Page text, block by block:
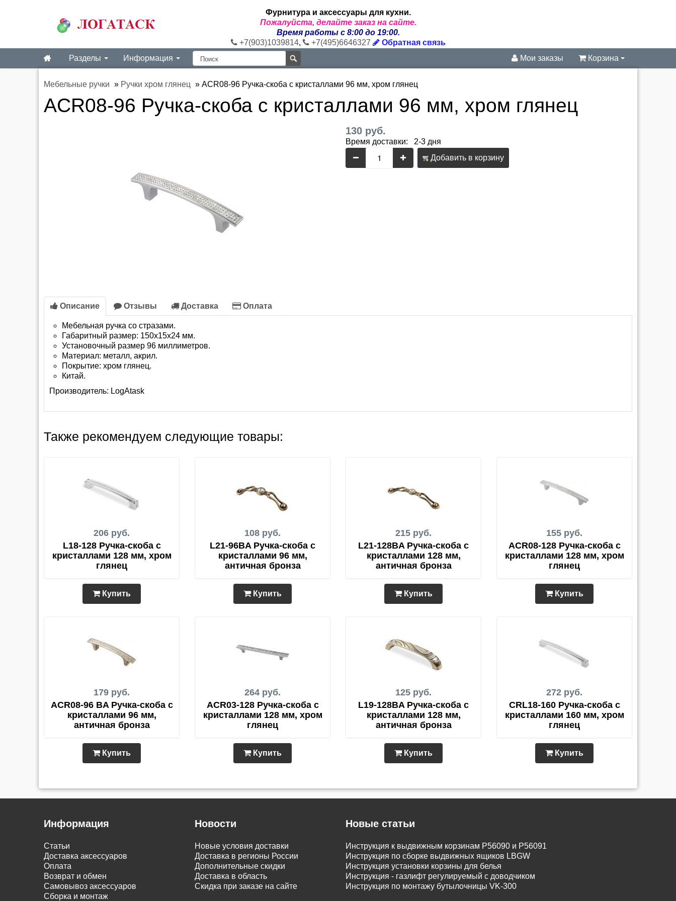
Фурнитура и аксессуары для кухни.
Пожалуйста, делайте заказ на сайте.
Время работы с 8:00 до 19:00.
+7(903)1039814, +7(495)6646327
Обратная связь
Разделы
Информация Мои заказы Корзина
Мебельные ручки » Ручки хром глянец » ACR08-96 Ручка-скоба с кристаллами 96 мм, хром глянец
ACR08-96 Ручка-скоба с кристаллами 96 мм, хром глянец
130 руб.
Время доставки: 2-3 дня
Добавить в корзину
Описание Отзывы Доставка Оплата
Мебельная ручка со стразами.
Габаритный размер: 150х15х24 мм.
Установочный размер 96 миллиметров.
Материал: металл, акрил.
Покрытие: хром глянец.
Китай.
Производитель: LogAtask
Также рекомендуем следующие товары:
206 руб.
L18-128 Ручка-скоба с
кристаллами 128 мм, хром
глянец
Купить
108 руб.
L21-96BA Ручка-скоба с
кристаллами 96 мм,
античная бронза
Купить
215 руб.
L21-128BA Ручка-скоба с
кристаллами 128 мм,
античная бронза
Купить
155 руб.
ACR08-128 Ручка-скоба с
кристаллами 128 мм, хром
глянец
Купить
179 руб.
ACR08-96 BA Ручка-скоба с
кристаллами 96 мм,
античная бронза
Купить
264 руб.
ACR03-128 Ручка-скоба с
кристаллами 128 мм, хром
глянец
Купить
125 руб.
L19-128BA Ручка-скоба с
кристаллами 128 мм,
античная бронза
Купить
272 руб.
CRL18-160 Ручка-скоба с
кристаллами 160 мм, хром
глянец
Купить
Информация
Статьи
Доставка аксессуаров
Оплата
Возврат и обмен
Самовывоз аксессуаров
Сборка и монтаж
Новости
Новые условия доставки
Доставка в регионы России
Дополнительные скидки
Доставка в область
Скидка при заказе на сайте
Новые статьи
Инструкция к выдвижным корзинам P56090 и P56091
Инструкция по сборке выдвижных ящиков LBGW
Инструкция установки корзины для белья
Инструкция - газлифт регулируемый с доводчиком
Инструкция по монтажу бутылочницы VK-300